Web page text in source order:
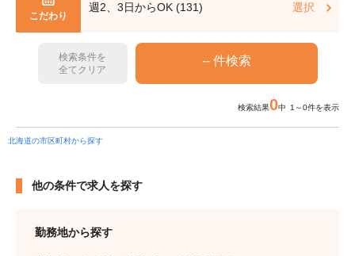
こだわり
週2、3日からOK (131) 選択
検索条件を
全てクリア
検索結果0中 1～0件を表示
北海道の市区町村から探す
他の条件で求人を探す
勤務地から探す